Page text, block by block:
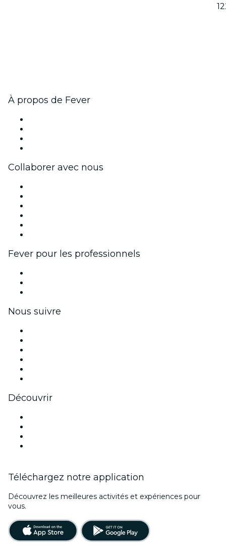
À propos de Fever
Collaborer avec nous
Fever pour les professionnels
Nous suivre
Découvrir
Téléchargez notre application
Découvrez les meilleures activités et expériences pour
vous.